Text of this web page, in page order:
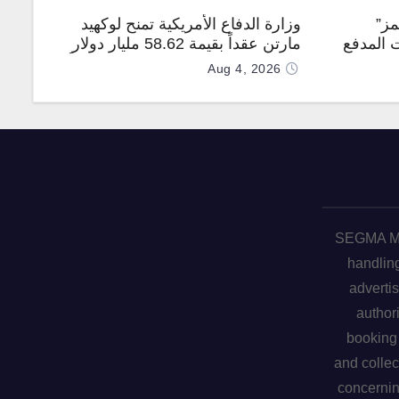
المدفع
وزارة الدفاع الأمريكية تمنح لوكهيد
مارتن عقداً بقيمة 58.62 مليار دولار
Aug 4, 2026
SEGMA
and